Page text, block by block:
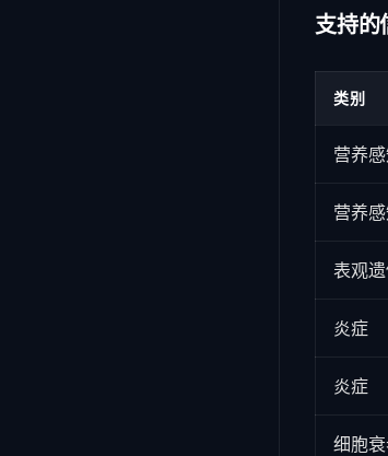
支持的
类别
营养
营养
表观
炎症
炎症
细胞